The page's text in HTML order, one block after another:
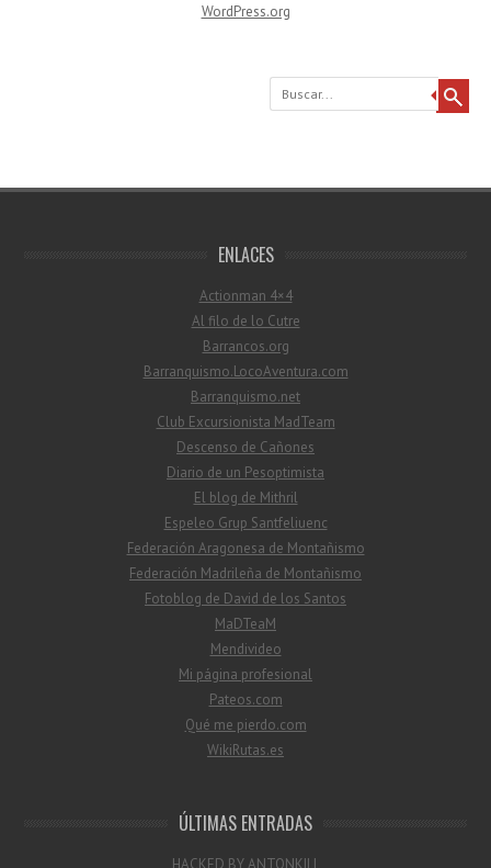
WordPress.org
Buscar
ENLACES
Actionman 4×4
Al filo de lo Cutre
Barrancos.org
Barranquismo.LocoAventura.com
Barranquismo.net
Club Excursionista MadTeam
Descenso de Cañones
Diario de un Pesoptimista
El blog de Mithril
Espeleo Grup Santfeliuenc
Federación Aragonesa de Montañismo
Federación Madrileña de Montañismo
Fotoblog de David de los Santos
MaDTeaM
Mendivideo
Mi página profesional
Pateos.com
Qué me pierdo.com
WikiRutas.es
ÚLTIMAS ENTRADAS